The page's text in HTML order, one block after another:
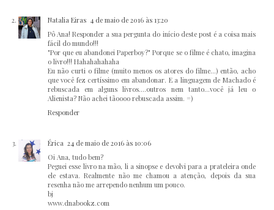
Natalia Eiras 4 de maio de 2016 às 13:20
Pô Ana! Responder a sua pergunta do início deste post é a coisa mais
fácil do mundo!!!
"Por que eu abandonei Paperboy?" Porque se o filme é chato, imagina
o livro!!! Hahahahahaha
Eu não curti o filme (muito menos os atores do filme...) então, acho
que você fez certíssimo em abandonar. E a linguagem de Machado é
rebuscada em alguns livros....outros nem tanto...você já leu o
Alienista? Não achei tãoooo rebuscada assim. =)
Responder
Érica 24 de maio de 2016 às 10:06
Oi Ana, tudo bem?
Peguei esse livro na mão, li a sinopse e devolvi para a prateleira onde
ele estava. Realmente não me chamou a atenção, depois da sua
resenha não me arrependo nenhum um pouco.
bj
www.dnabookz.com